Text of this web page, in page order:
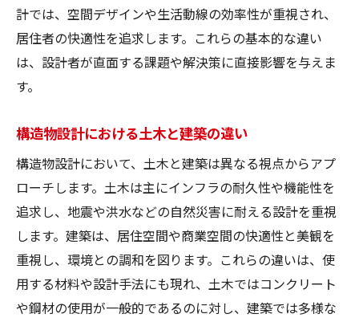
計では、空間デザインや生活動線の効率性が重視され、
居住者の快適性を追求します。これらの基本的な違い
は、設計者が直面する課題や解決策に直接影響を与えま
す。
構造物設計における土木と建築の違い
構造物設計において、土木と建築は異なる視点からアプ
ローチします。土木は主にインフラの耐久性や機能性を
追求し、地震や洪水などの自然災害に耐える設計を重視
します。建築は、居住空間や商業空間の快適性と美観を
重視し、環境との調和を図ります。これらの違いは、使
用する材料や設計手法にも現れ、土木ではコンクリート
や鋼材の使用が一般的であるのに対し、建築では多様な